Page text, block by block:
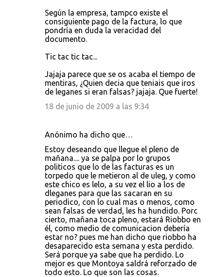
Según la empresa, tampco existe el
consiguiente pago de la factura, lo que
pondría en duda la veracidad del
documento.
Tic tac tic tac...
Jajaja parece que se os acaba el tiempo de
mentiras, ¿Quien decia que teniais que iros
de leganes si eran falsas? jajaja. Que fuerte!
18 de junio de 2009 a las 9:34
Anónimo ha dicho que…
Estoy deseando que llegue el pleno de
mañana.... ya se palpa por lo grupos
politicos que lo de las facturas es un
torpedo que le metieron al de uleg, y como
este chico es lelo, a su vez el lio a los de
dleganes para que las sacaran en su
periodico, con lo cual mas o menos, como
sean falsas de verdad, les ha hundido. Porc
cierto, mañana toca pleno, estará Riobbo en
él, como medio de comunicacion debería
estar no? pues me han dicho que riobbo ha
desaparecido esta semana y esta perdido.
Será porque ya sabe que ha perdido. Lo
mejor es que Montoya saldrá reforzado de
todo esto. Lo que son las cosas.